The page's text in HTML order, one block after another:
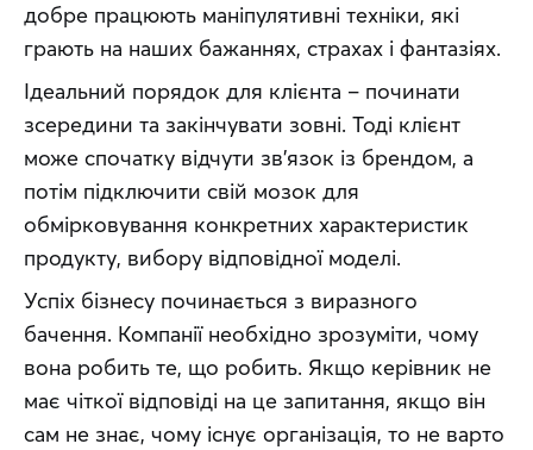
добре працюють маніпулятивні техніки, які
грають на наших бажаннях, страхах і фантазіях.
Ідеальний порядок для клієнта – починати
зсередини та закінчувати зовні. Тоді клієнт
може спочатку відчути зв’язок із брендом, а
потім підключити свій мозок для
обмірковування конкретних характеристик
продукту, вибору відповідної моделі.
Успіх бізнесу починається з виразного
бачення. Компанії необхідно зрозуміти, чому
вона робить те, що робить. Якщо керівник не
має чіткої відповіді на це запитання, якщо він
сам не знає, чому існує організація, то не варто